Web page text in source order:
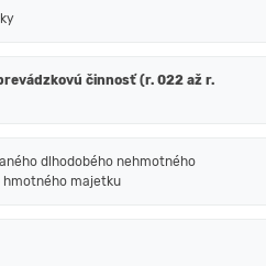
činnosť (r. 022 až r.
dlhodobého nehmotného
hmotného majetku